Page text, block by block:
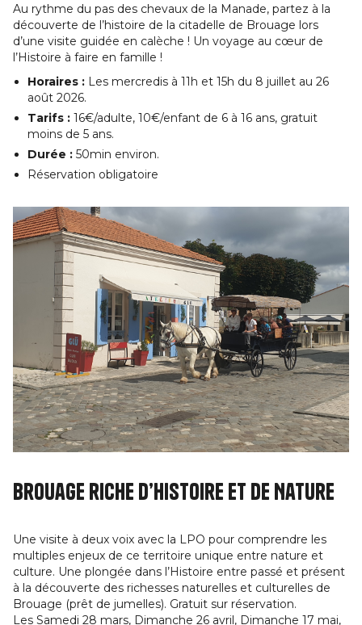
Au rythme du pas des chevaux de la Manade, partez à la
découverte de l’histoire de la citadelle de Brouage lors
d’une visite guidée en calèche ! Un voyage au cœur de
l’Histoire à faire en famille !
Horaires : Les mercredis à 11h et 15h du 8 juillet au 26
août 2026.
Tarifs : 16€/adulte, 10€/enfant de 6 à 16 ans, gratuit
moins de 5 ans.
Durée : 50min environ.
Réservation obligatoire
Brouage riche d’Histoire et de Nature
Une visite à deux voix avec la LPO pour comprendre les
multiples enjeux de ce territoire unique entre nature et
culture. Une plongée dans l’Histoire entre passé et présent
à la découverte des richesses naturelles et culturelles de
Brouage (prêt de jumelles). Gratuit sur réservation.
Les Samedi 28 mars, Dimanche 26 avril, Dimanche 17 mai,